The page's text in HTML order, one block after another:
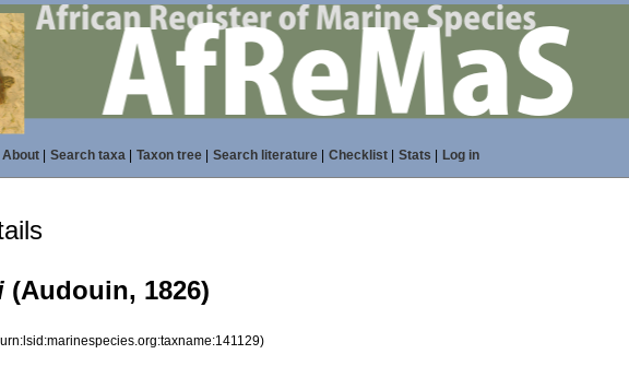
About| Search taxa| Taxon tree| Search literature| Checklist| Stats Log in
(Audouin, 1826)